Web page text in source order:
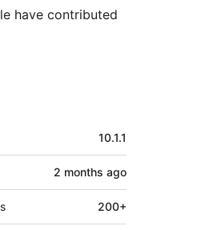
have contributed
10.1.1
2 months ago
200+